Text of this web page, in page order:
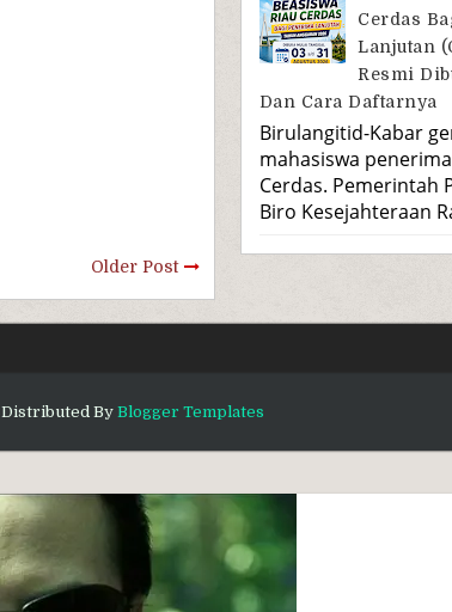
Older Post
Cerdas
Lanjutan
Resmi
Dan Cara Daftarnya
Birulangitid-Kabar
mahasiswa
Cerdas. Pemerintah
Biro Kesejahteraan
Distributed By Blogger Templates